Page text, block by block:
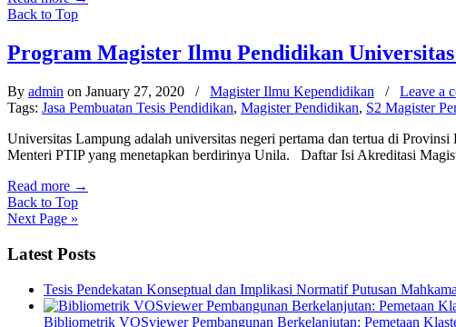
Back to Top
Program Magister Ilmu Pendidikan
By admin on January 27, 2020 / Magister Ilmu Kependidikan / Leave a
Tags: Jasa Pembuatan Tesis Pendidikan, Magister Pendidikan, S2 Magister
Universitas Lampung adalah universitas negeri pertama dan tertua di
Menteri PTIP yang menetapkan berdirinya Unila. Daftar Isi Akreditasi
Read more →
Back to Top
Next Page »
Latest Posts
Tesis Pendekatan Konseptual dan Implikasi Normatif Putusan
Bibliometrik VOSviewer Pembangunan Berkelanjutan: Pemetaan